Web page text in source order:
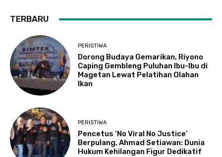
TERBARU
PERISTIWA
Dorong Budaya Gemarikan, Riyono
Caping Gembleng Puluhan Ibu-Ibu di
Magetan Lewat Pelatihan Olahan
Ikan
PERISTIWA
Pencetus ‘No Viral No Justice’
Berpulang, Ahmad Setiawan: Dunia
Hukum Kehilangan Figur Dedikatif